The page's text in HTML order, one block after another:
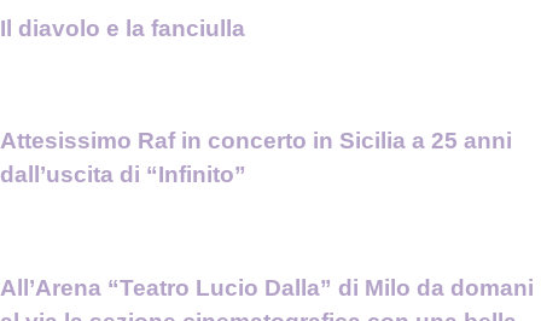
Il diavolo e la fanciulla
Attesissimo Raf in concerto in Sicilia a 25 anni
dall’uscita di “Infinito”
All’Arena “Teatro Lucio Dalla” di Milo da domani